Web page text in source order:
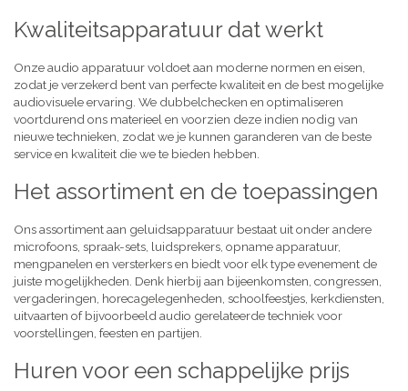
Kwaliteitsapparatuur dat werkt
Onze audio apparatuur voldoet aan moderne normen en eisen,
zodat je verzekerd bent van perfecte kwaliteit en de best mogelijke
audiovisuele ervaring. We dubbelchecken en optimaliseren
voortdurend ons materieel en voorzien deze indien nodig van
nieuwe technieken, zodat we je kunnen garanderen van de beste
service en kwaliteit die we te bieden hebben.
Het assortiment en de toepassingen
Ons assortiment aan geluidsapparatuur bestaat uit onder andere
microfoons, spraak-sets, luidsprekers, opname apparatuur,
mengpanelen en versterkers en biedt voor elk type evenement de
juiste mogelijkheden. Denk hierbij aan bijeenkomsten, congressen,
vergaderingen, horecagelegenheden, schoolfeestjes, kerkdiensten,
uitvaarten of bijvoorbeeld audio gerelateerde techniek voor
voorstellingen, feesten en partijen.
Huren voor een schappelijke prijs